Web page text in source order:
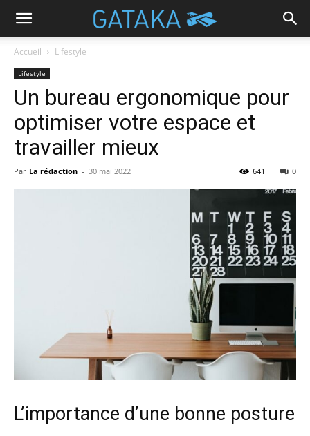
Accueil Lifestyle
Lifestyle
Un bureau ergonomique pour
optimiser votre espace et
travailler mieux
Par La rédaction - 30 mai 2022 0
641
L’importance d’une bonne posture